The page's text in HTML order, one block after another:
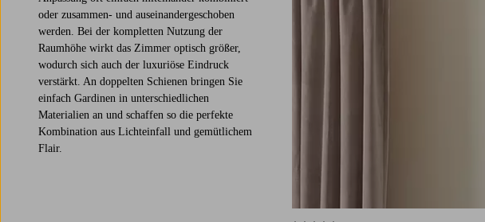
oder zusammen- und auseinandergeschoben
werden. Bei der kompletten Nutzung der
Raumhöhe wirkt das Zimmer optisch größer,
wodurch sich auch der luxuriöse Eindruck
verstärkt. An doppelten Schienen bringen Sie
einfach Gardinen in unterschiedlichen
Materialien an und schaffen so die perfekte
Kombination aus Lichteinfall und gemütlichem
Flair.